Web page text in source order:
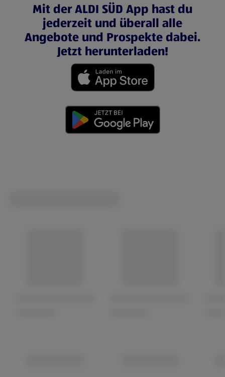
Mit der ALDI SÜD App hast du
jederzeit und überall alle
Angebote und Prospekte dabei.
Jetzt herunterladen!